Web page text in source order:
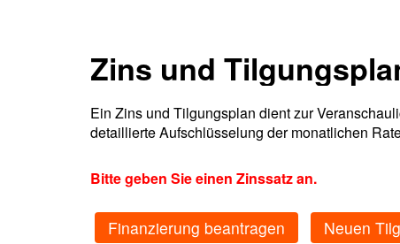
Zins und
Ein Zins und Tilgungsplan dient zur
detaillierte Aufschlüsselung der monatlichen
Bitte geben Sie einen Zinssatz an.
Finanzierung beantragen Neuen